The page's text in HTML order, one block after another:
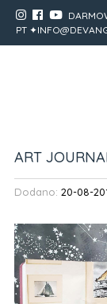
PT
ART
Dodano: 20-08-